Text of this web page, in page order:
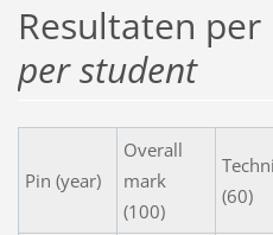
Resultaten
per student
Pin (year)
Overall
mark
(100)
(60)